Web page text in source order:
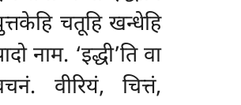
चतूहि खन्धेहि
नाम. ‘इद्धी’ति वा
वीरियं, चित्तं,